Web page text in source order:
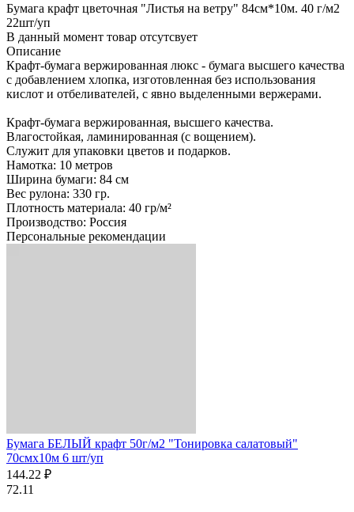
Бумага крафт цветочная "Листья на ветру" 84см*10м. 40 г/м2
22шт/уп
В данный момент товар отсутсвует
Описание
Крафт-бумага вержированная люкс - бумага высшего качества
с добавлением хлопка, изготовленная без использования
кислот и отбеливателей, с явно выделенными вержерами.
Крафт-бумага вержированная, высшего качества.
Влагостойкая, ламинированная (с вощением).
Служит для упаковки цветов и подарков.
Намотка: 10 метров
Ширина бумаги: 84 см
Вес рулона: 330 гр.
Плотность материала: 40 гр/м²
Производство: Россия
Персональные рекомендации
Бумага БЕЛЫЙ крафт 50г/м2 "Тонировка салатовый"
70смх10м 6 шт/уп
144.22 ₽
72.11